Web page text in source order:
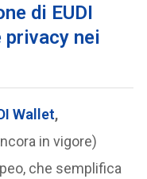
di EUDI
nei
Wallet,
in vigore)
che semplifica